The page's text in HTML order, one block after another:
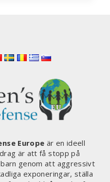
Europe är en ideell
är att få stopp på
genom att aggressivt
exponeringar, ställa